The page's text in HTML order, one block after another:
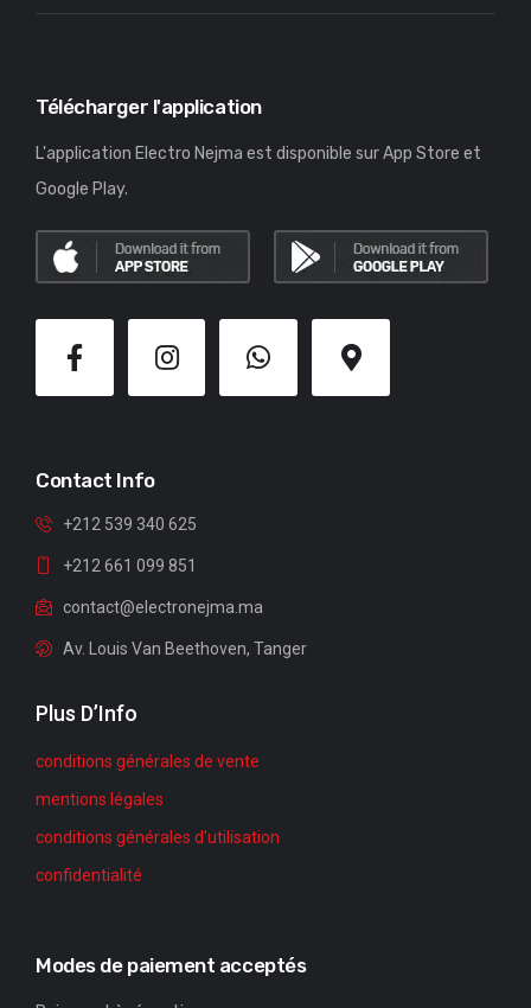
Télécharger l'application
L'application Electro Nejma est disponible sur App Store et
Google Play.
Contact Info
+212 539 340 625
+212 661 099 851
contact@electronejma.ma
Av. Louis Van Beethoven, Tanger
Plus D’Info
conditions générales de vente
mentions légales
conditions générales d'utilisation
confidentialité
Modes de paiement acceptés